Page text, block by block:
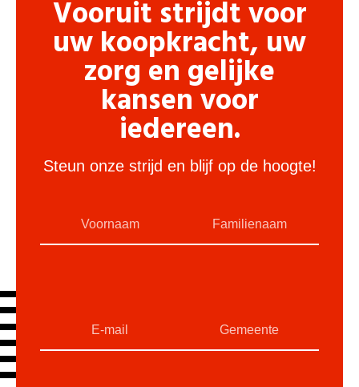
Vooruit strijdt voor
uw koopkracht, uw
zorg en gelijke
kansen voor
iedereen.
Steun onze strijd en blijf op de hoogte!